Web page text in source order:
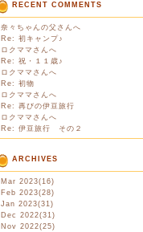
RECENT COMMENTS
奈々ちゃんの父さんへ
Re: 初キャンプ♪
ロクママさんへ
Re: 祝・１１歳♪
ロクママさんへ
Re: 初物
ロクママさんへ
Re: 再びの伊豆旅行
ロクママさんへ
Re: 伊豆旅行 その２
ARCHIVES
Mar 2023(16)
Feb 2023(28)
Jan 2023(31)
Dec 2022(31)
Nov 2022(25)